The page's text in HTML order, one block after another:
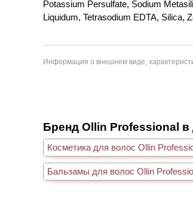
Potassium Persulfate, Sodium
Liquidum, Tetrasodium EDTA, Silica,
Информация о внешнем виде,
Бренд Ollin Professional в
Косметика для волос Ollin
Бальзамы для волос Ollin